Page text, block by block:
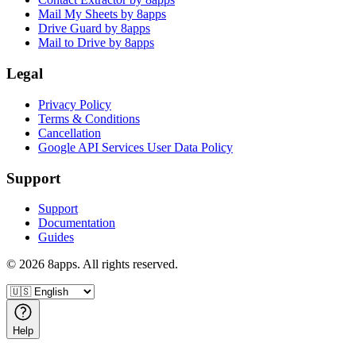
Mail My Sheets by 8apps
Drive Guard by 8apps
Mail to Drive by 8apps
Legal
Privacy Policy
Terms & Conditions
Cancellation
Google API Services User Data Policy
Support
Support
Documentation
Guides
© 2026 8apps. All rights reserved.
Help